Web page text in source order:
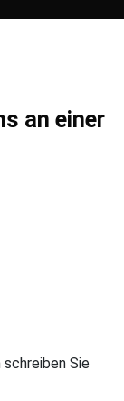
an einer
schreiben Sie